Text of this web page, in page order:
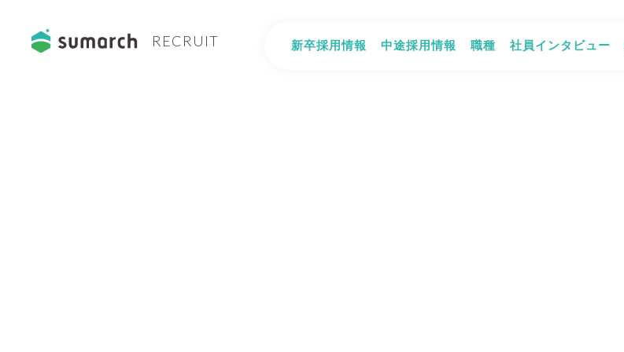
RECRUIT 新卒採用情報 中途採用情報 職種 社員インタビュー